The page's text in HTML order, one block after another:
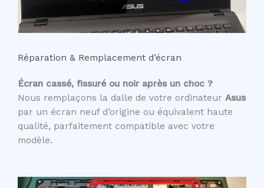
Réparation & Remplacement d’écran
Écran cassé, fissuré ou noir après un choc ?
Nous remplaçons la dalle de votre ordinateur Asus
par un écran neuf d’origine ou équivalent haute
qualité, parfaitement compatible avec votre
modèle.